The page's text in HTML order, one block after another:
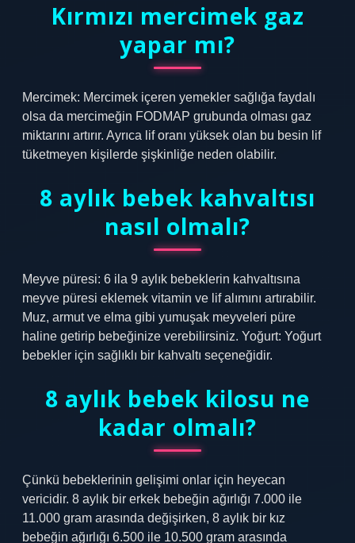
Kırmızı mercimek gaz
yapar mı?
Mercimek: Mercimek içeren yemekler sağlığa faydalı
olsa da mercimeğin FODMAP grubunda olması gaz
miktarını artırır. Ayrıca lif oranı yüksek olan bu besin lif
tüketmeyen kişilerde şişkinliğe neden olabilir.
8 aylık bebek kahvaltısı
nasıl olmalı?
Meyve püresi: 6 ila 9 aylık bebeklerin kahvaltısına
meyve püresi eklemek vitamin ve lif alımını artırabilir.
Muz, armut ve elma gibi yumuşak meyveleri püre
haline getirip bebeğinize verebilirsiniz. Yoğurt: Yoğurt
bebekler için sağlıklı bir kahvaltı seçeneğidir.
8 aylık bebek kilosu ne
kadar olmalı?
Çünkü bebeklerinin gelişimi onlar için heyecan
vericidir. 8 aylık bir erkek bebeğin ağırlığı 7.000 ile
11.000 gram arasında değişirken, 8 aylık bir kız
bebeğin ağırlığı 6.500 ile 10.500 gram arasında